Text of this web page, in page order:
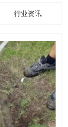
行业资讯